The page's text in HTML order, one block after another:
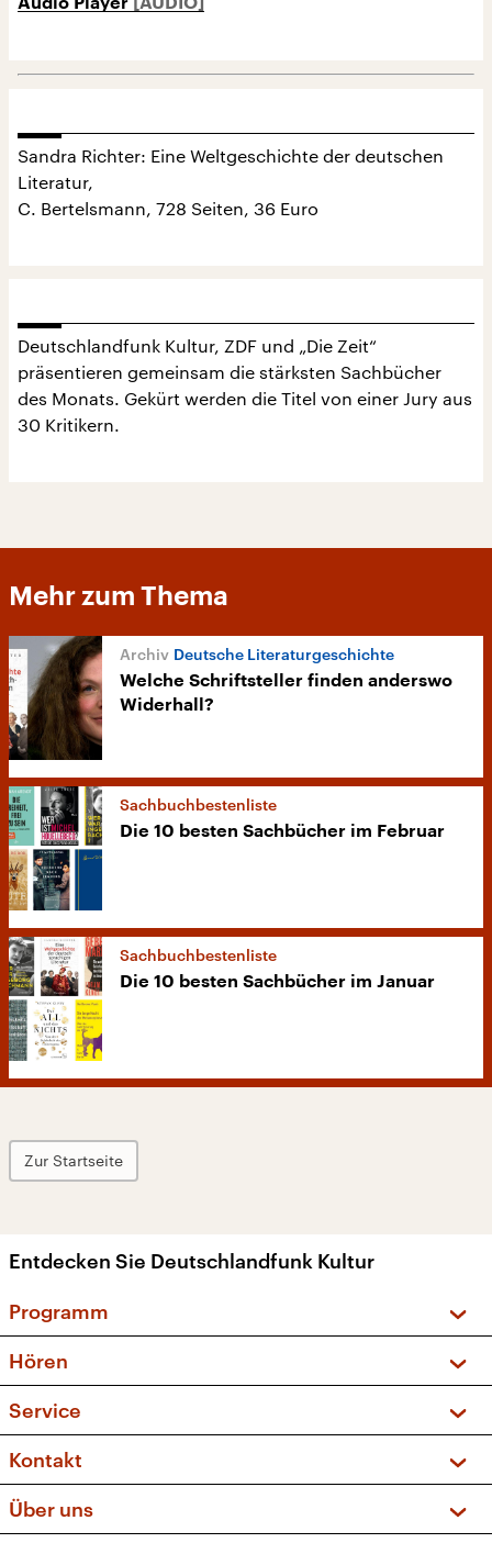
Sandra Richter: Eine Weltgeschichte der deutschen
Literatur,
C. Bertelsmann, 728 Seiten, 36 Euro
Deutschlandfunk Kultur, ZDF und „Die Zeit“
präsentieren gemeinsam die stärksten Sachbücher
des Monats. Gekürt werden die Titel von einer Jury aus
30 Kritikern.
Mehr zum Thema
Deutsche Literaturgeschichte
Welche Schriftsteller finden anderswo
Widerhall?
Sachbuchbestenliste
Die 10 besten Sachbücher im Februar
Sachbuchbestenliste
Die 10 besten Sachbücher im Januar
Zur Startseite
Entdecken Sie Deutschlandfunk Kultur
Programm
Sendungen und Podcasts
Musikliste
Kakadu – Das Kinderprogramm
Hören
Frequenzen (UKW + DAB+)
Service
FAQ
Apps
Newsletter
Kontakt
Social Media
Über uns